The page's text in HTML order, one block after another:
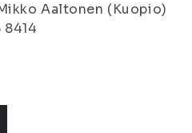
Aaltonen (Kuopio)